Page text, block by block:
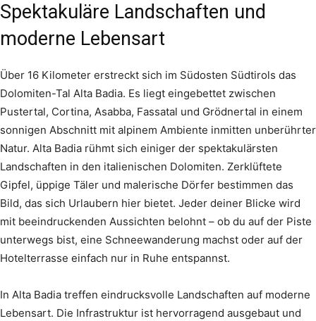
Spektakuläre Landschaften und
moderne Lebensart
Über 16 Kilometer erstreckt sich im Südosten Südtirols das
Dolomiten-Tal Alta Badia. Es liegt eingebettet zwischen
Pustertal, Cortina, Asabba, Fassatal und Grödnertal in einem
sonnigen Abschnitt mit alpinem Ambiente inmitten unberührter
Natur. Alta Badia rühmt sich einiger der spektakulärsten
Landschaften in den italienischen Dolomiten. Zerklüftete
Gipfel, üppige Täler und malerische Dörfer bestimmen das
Bild, das sich Urlaubern hier bietet. Jeder deiner Blicke wird
mit beeindruckenden Aussichten belohnt – ob du auf der Piste
unterwegs bist, eine Schneewanderung machst oder auf der
Hotelterrasse einfach nur in Ruhe entspannst.
In Alta Badia treffen eindrucksvolle Landschaften auf moderne
Lebensart. Die Infrastruktur ist hervorragend ausgebaut und